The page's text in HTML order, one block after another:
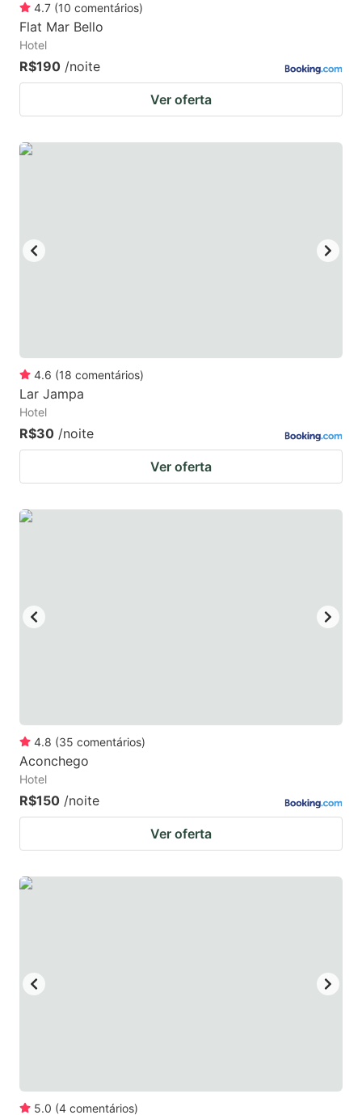
4.7 (10 comentários)
Flat Mar Bello
Hotel
R$190 /noite
Ver oferta
4.6 (18 comentários)
Lar Jampa
Hotel
R$30 /noite
Ver oferta
4.8 (35 comentários)
Aconchego
Hotel
R$150 /noite
Ver oferta
5.0 (4 comentários)